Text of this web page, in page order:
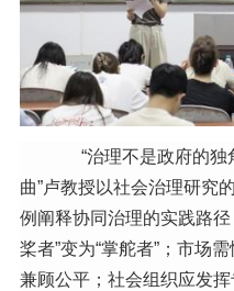
“治理不是政府的独
曲”卢教授以社会治理研究
例阐释协同治理的实践路
桨者”变为“掌舵者” ；市场
兼顾公平；社会组织应发